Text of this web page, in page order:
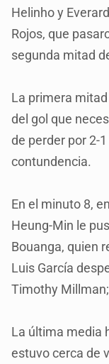
Helinho y
Rojos, que
segunda mitad
La primera
del gol que
de perder por 2-
contundencia.
En el minuto 8,
Heung-Min le
Bouanga, quien
Luis García
Timothy
La última media
estuvo cerca de